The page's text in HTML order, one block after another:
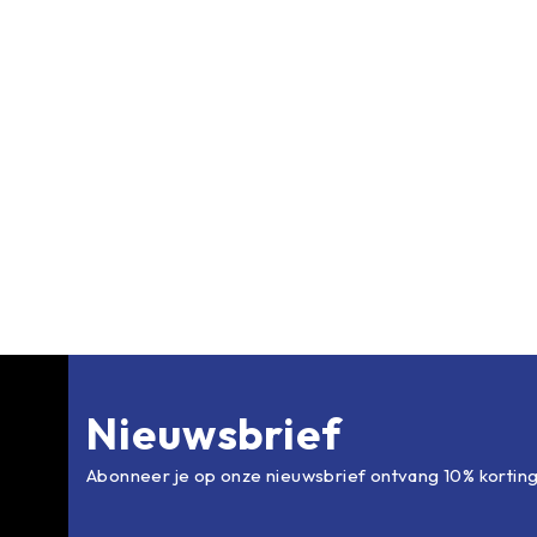
Nieuwsbrief
Abonneer je op onze nieuwsbrief ontvang 10%